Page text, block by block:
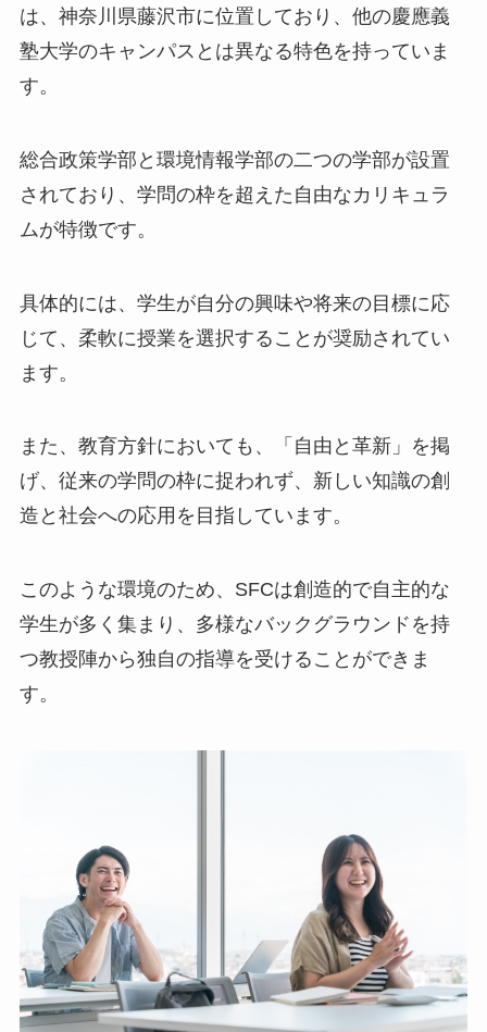
は、神奈川県藤沢市に位置しており、他の慶應義
塾大学のキャンパスとは異なる特色を持っていま
す。
総合政策学部と環境情報学部の二つの学部が設置
されており、学問の枠を超えた自由なカリキュラ
ムが特徴です。
具体的には、学生が自分の興味や将来の目標に応
じて、柔軟に授業を選択することが奨励されてい
ます。
また、教育方針においても、「自由と革新」を掲
げ、従来の学問の枠に捉われず、新しい知識の創
造と社会への応用を目指しています。
このような環境のため、SFCは創造的で自主的な
学生が多く集まり、多様なバックグラウンドを持
つ教授陣から独自の指導を受けることができま
す。